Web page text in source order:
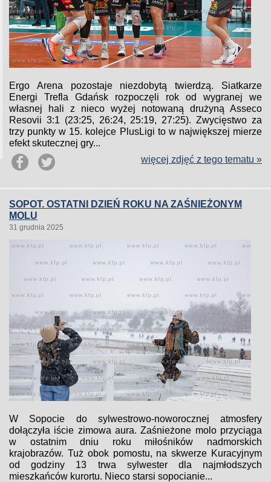
Ergo Arena pozostaje niezdobytą twierdzą. Siatkarze
Energi Trefla Gdańsk rozpoczęli rok od wygranej we
własnej hali z nieco wyżej notowaną drużyną Asseco
Resovii 3:1 (23:25, 26:24, 25:19, 27:25). Zwycięstwo za
trzy punkty w 15. kolejce PlusLigi to w największej mierze
efekt skutecznej gry...
więcej zdjęć z tego tematu »
SOPOT. OSTATNI DZIEŃ ROKU NA ZAŚNIEŻONYM
MOLU
31 grudnia 2025
W Sopocie do sylwestrowo-noworocznej atmosfery
dołączyła iście zimowa aura. Zaśnieżone molo przyciąga
w ostatnim dniu roku miłośników nadmorskich
krajobrazów. Tuż obok pomostu, na skwerze Kuracyjnym
od godziny 13 trwa sylwester dla najmłodszych
mieszkańców kurortu. Nieco starsi sopocianie...